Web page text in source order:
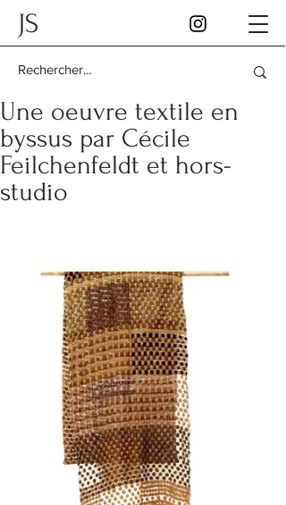
JS
Une oeuvre textile en
byssus par Cécile
Feilchenfeldt et hors-
studio